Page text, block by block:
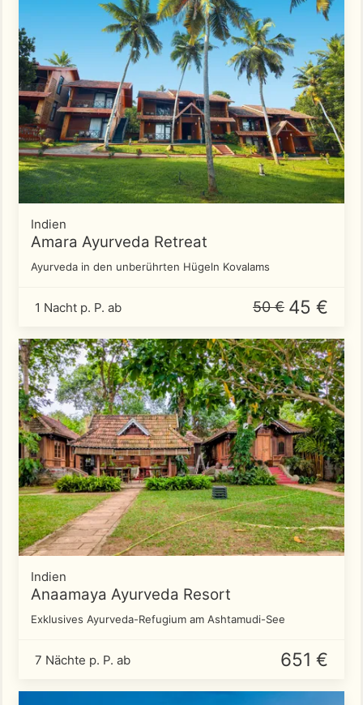
Indien
Amara Ayurveda Retreat
Ayurveda in den unberührten Hügeln Kovalams
1 Nacht p. P. ab 50 € 45 €
Indien
Anaamaya Ayurveda Resort
Exklusives Ayurveda-Refugium am Ashtamudi-See
7 Nächte p. P. ab 651 €